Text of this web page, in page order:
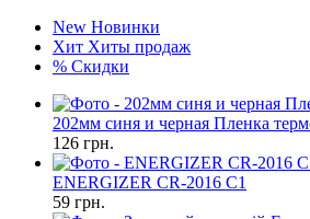
New Новинки
Хит Хиты продаж
% Скидки
202мм синя и черная Пленка
126 грн.
ENERGIZER CR-2016 C1
59 грн.